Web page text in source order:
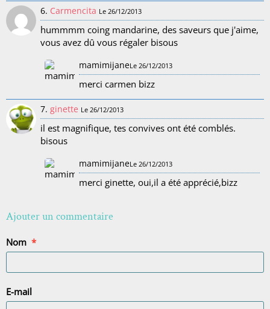
6. Carmencita Le 26/12/2013
hummmm coing mandarine, des saveurs que j'aime,
vous avez dû vous régaler bisous
mamimijaneLe 26/12/2013
merci carmen bizz
7. ginette Le 26/12/2013
il est magnifique, tes convives ont été comblés.
bisous
mamimijaneLe 26/12/2013
merci ginette, oui,il a été apprécié,bizz
Ajouter un commentaire
Nom
E-mail